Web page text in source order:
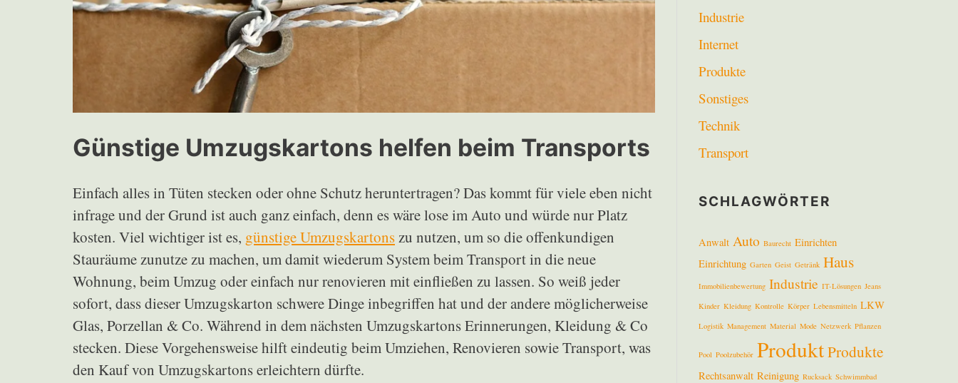
Günstige Umzugskartons helfen beim Transports
Einfach alles in Tüten stecken oder ohne Schutz heruntertragen? Das kommt für viele eben nicht
infrage und der Grund ist auch ganz einfach, denn es wäre lose im Auto und würde nur Platz
kosten. Viel wichtiger ist es, günstige Umzugskartons zu nutzen, um so die offenkundigen
Stauräume zunutze zu machen, um damit wiederum System beim Transport in die neue
Wohnung, beim Umzug oder einfach nur renovieren mit einfließen zu lassen. So weiß jeder
sofort, dass dieser Umzugskarton schwere Dinge inbegriffen hat und der andere möglicherweise
Glas, Porzellan & Co. Während in dem nächsten Umzugskartons Erinnerungen, Kleidung & Co
stecken. Diese Vorgehensweise hilft eindeutig beim Umziehen, Renovieren sowie Transport, was
den Kauf von Umzugskartons erleichtern dürfte.
Industrie
Internet
Produkte
Sonstiges
Technik
Transport
SCHLAGWÖRTER
Anwalt Auto Baurecht Einrichten
Einrichtung Garten Geist Getränk Haus
Immobilienbewertung Industrie IT-Lösungen Jeans
Kinder Kleidung Kontrolle Körper Lebensmitteln LKW
Logistik Management Material Mode Netzwerk Pflanzen
Pool Poolzubehör ProduktProdukte
Rechtsanwalt Reinigung Rucksack Schwimmbad